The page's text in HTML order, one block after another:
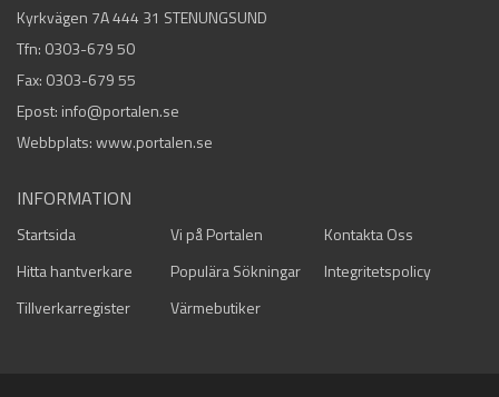
Kyrkvägen 7A 444 31 STENUNGSUND
Tfn: 0303-679 50
Fax: 0303-679 55
Epost: info@portalen.se
Webbplats: www.portalen.se
INFORMATION
Startsida Vi på Portalen
Kontakta Oss
Hitta hantverkare
Populära Sökningar
Integritetspolicy
Tillverkarregister
Värmebutiker